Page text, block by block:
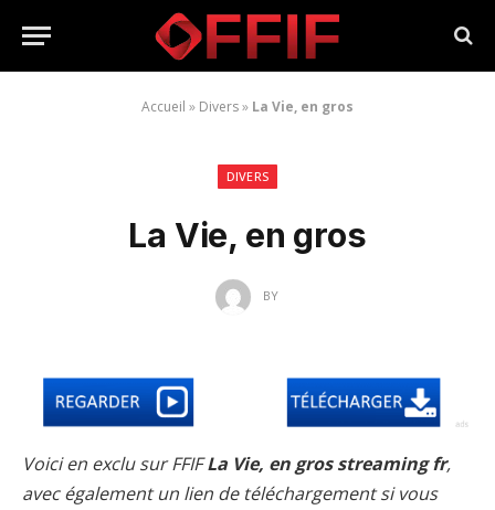
Accueil » Divers» La Vie, en gros
DIVERS
La Vie, en gros
BY
Voici en exclu sur FFIFLa Vie, en gros streaming fr,
avec également un lien de téléchargement si vous